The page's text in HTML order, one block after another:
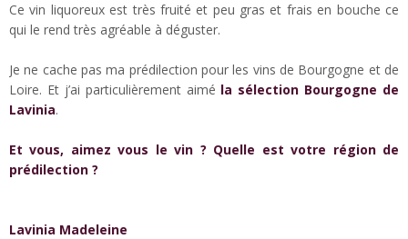
Ce vin liquoreux est très fruité et peu gras et frais en bouche ce
qui le rend très agréable à déguster.
Je ne cache pas ma prédilection pour les vins de Bourgogne et de
Loire. Et j’ai particulièrement aimé la sélection Bourgogne de
Lavinia.
Et vous, aimez vous le vin ? Quelle est votre région de
prédilection ?
Lavinia Madeleine